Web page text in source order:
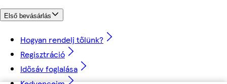
Első bevásárlás
Hogyan rendelj tőlünk?
Regisztráció
Idősáv foglalása